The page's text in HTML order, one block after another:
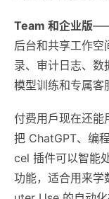
Team 和企业版——
后台和共享工作
录、审计日志、数
模型训练和专属客
付费用戶现在还能
把 ChatGPT、编
cel 插件可以智能
功能，适合用来